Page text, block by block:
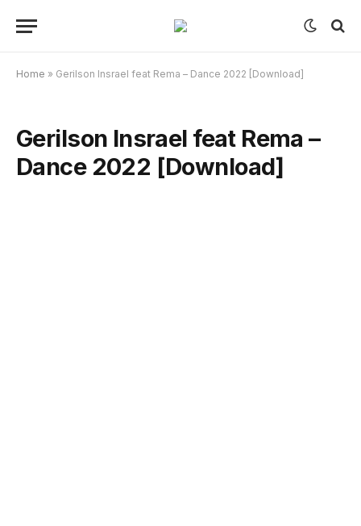
Home » Gerilson Insrael feat Rema – Dance 2022 [Download]
Gerilson Insrael feat Rema –
Dance 2022 [Download]